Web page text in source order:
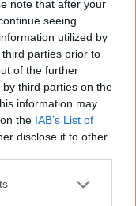
note that after your
seeing
utilized by
parties prior to
of the further
third parties on the
information may
the IAB’s List of
disclose it to other